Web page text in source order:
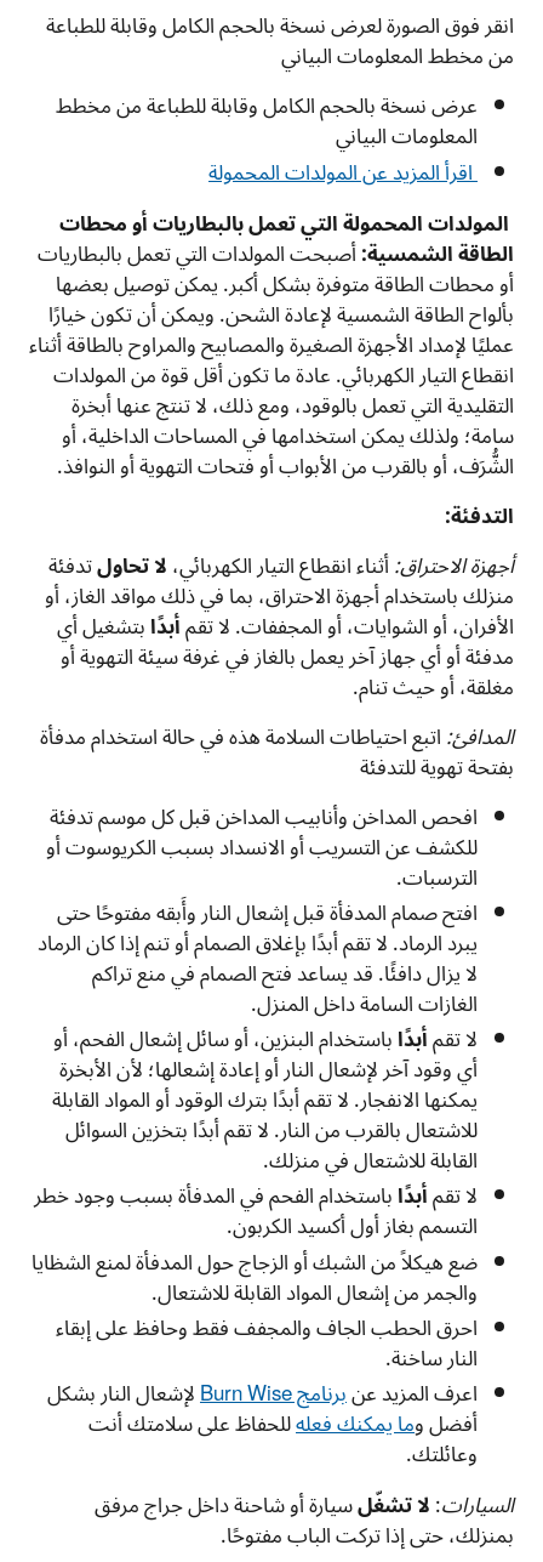
انقر فوق الصورة لعرض نسخة بالحجم الكامل وقابلة للطباعة
من مخطط المعلومات البياني
عرض نسخة بالحجم الكامل وقابلة للطباعة من مخطط
المعلومات البياني
اقرأ المزيد عن المولدات المحمولة
المولدات المحمولة التي تعمل بالبطاريات أو محطات
الطاقة الشمسية:أصبحت المولدات التي تعمل بالبطاريات
أو محطات الطاقة متوفرة بشكل أكبر. يمكن توصيل بعضها
بألواح الطاقة الشمسية لإعادة الشحن. ويمكن أن تكون خيارًا
عمليًا لإمداد الأجهزة الصغيرة والمصابيح والمراوح بالطاقة أثناء
انقطاع التيار الكهربائي. عادة ما تكون أقل قوة من المولدات
التقليدية التي تعمل بالوقود، ومع ذلك، لا تنتج عنها أبخرة
سامة؛ ولذلك يمكن استخدامها في المساحات الداخلية، أو
الشُّرَف، أو بالقرب من الأبواب أو فتحات التهوية أو النوافذ.
التدفئة:
أجهزة الاحتراق:أثناء انقطاع التيار الكهربائي،لا تحاولتدفئة
منزلك باستخدام أجهزة الاحتراق، بما في ذلك مواقد الغاز، أو
الأفران، أو الشوايات، أو المجففات. لا تقمأبدًابتشغيل أي
مدفئة أو أي جهاز آخر يعمل بالغاز في غرفة سيئة التهوية أو
مغلقة، أو حيث تنام.
المدافئ:اتبع احتياطات السلامة هذه في حالة استخدام مدفأة
بفتحة تهوية للتدفئة
افحص المداخن وأنابيب المداخن قبل كل موسم تدفئة
للكشف عن التسريب أو الانسداد بسبب الكريوسوت أو
الترسبات.
افتح صمام المدفأة قبل إشعال النار وأَبقه مفتوحًا حتى
يبرد الرماد. لا تقم أبدًا بإغلاق الصمام أو تنم إذا كان الرماد
لا يزال دافئًا. قد يساعد فتح الصمام في منع تراكم
الغازات السامة داخل المنزل.
لا تقمأبدًاباستخدام البنزين، أو سائل إشعال الفحم، أو
أي وقود آخر لإشعال النار أو إعادة إشعالها؛ لأن الأبخرة
يمكنها الانفجار. لا تقم أبدًا بترك الوقود أو المواد القابلة
للاشتعال بالقرب من النار. لا تقم أبدًا بتخزين السوائل
القابلة للاشتعال في منزلك.
لا تقمأبدًاباستخدام الفحم في المدفأة بسبب وجود خطر
التسمم بغاز أول أكسيد الكربون.
ضع هيكلاً من الشبك أو الزجاج حول المدفأة لمنع الشظايا
والجمر من إشعال المواد القابلة للاشتعال.
احرق الحطب الجاف والمجفف فقط وحافظ على إبقاء
النار ساخنة.
اعرف المزيد عنبرنامجBurn Wiseلإشعال النار بشكل
أفضل وما يمكنك فعلهللحفاظ على سلامتك أنت
وعائلتك.
السيارات:لا تشغّلسيارة أو شاحنة داخل جراج مرفق
بمنزلك، حتى إذا تركت الباب مفتوحًا.